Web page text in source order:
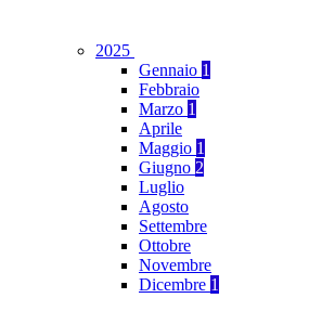
2025
Gennaio 1
Febbraio
Marzo 1
Aprile
Maggio 1
Giugno 2
Luglio
Agosto
Settembre
Ottobre
Novembre
Dicembre 1